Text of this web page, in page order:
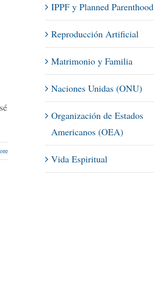
IPPF y Planned Parenthood
Reproducción Artificial
Matrimonio y Familia
Naciones Unidas (ONU)
Organización de Estados
Americanos (OEA)
Vida Espiritual